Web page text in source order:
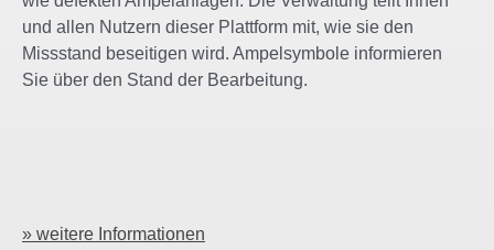
und allen Nutzern dieser Plattform mit, wie sie den
Missstand beseitigen wird. Ampelsymbole informieren
Sie über den Stand der Bearbeitung.
» weitere Informationen